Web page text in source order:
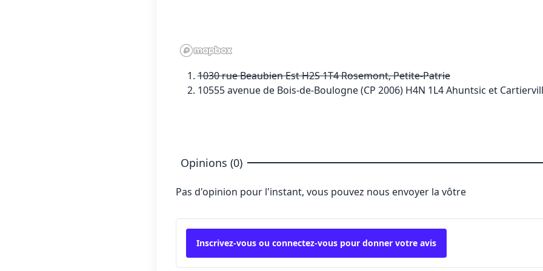
1030 rue Beaubien Est H2S 1T4 Rosemont, Petite-Patrie
10555 avenue de Bois-de-Boulogne (CP 2006) H4N 1L4 Ahuntsic et
Opinions (0)
Pas d'opinion pour l'instant, vous pouvez nous envoyer la vôtre
Inscrivez-vous ou connectez-vous pour donner votre avis